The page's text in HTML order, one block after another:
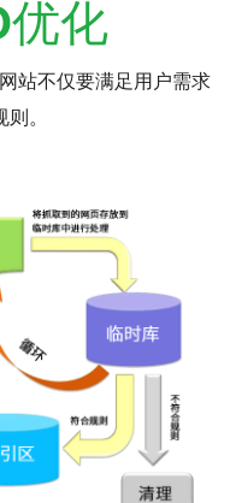
优化
站不仅要满足用户需求
。